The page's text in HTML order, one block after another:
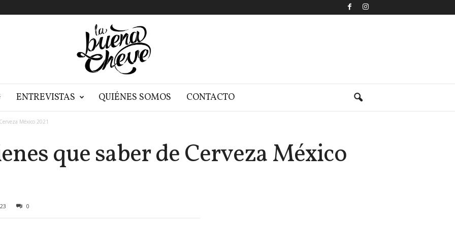
ENTREVISTAS QUIÉNES SOMOS CONTACTO
México 2021
que saber de Cerveza México
0